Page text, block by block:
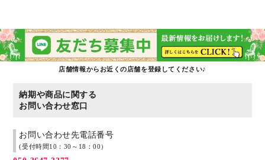
店舗情報からお近くの店舗を登録してください♪
納期や商品に関する
お問い合わせ窓口
お問い合わせ先電話番号
(受付時間10：30～18：00）